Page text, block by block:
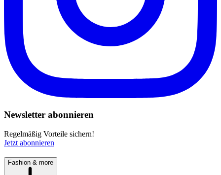
Newsletter abonnieren
Regelmäßig Vorteile sichern!
Jetzt abonnieren
Fashion & more